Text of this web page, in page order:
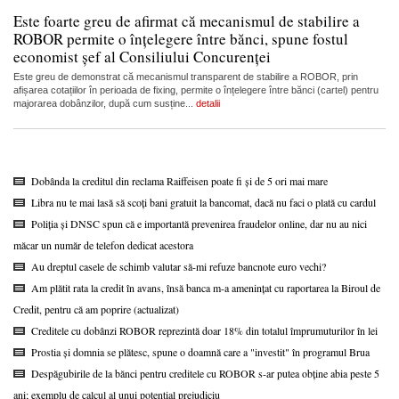
Este foarte greu de afirmat că mecanismul de stabilire a
ROBOR permite o înțelegere între bănci, spune fostul
economist șef al Consiliului Concurenței
Este greu de demonstrat că mecanismul transparent de stabilire a ROBOR, prin
afișarea cotațiilor în perioada de fixing, permite o înțelegere între bănci (cartel) pentru
majorarea dobânzilor, după cum susține... detalii
Dobânda la creditul din reclama Raiffeisen poate fi și de 5 ori mai mare
Libra nu te mai lasă să scoți bani gratuit la bancomat, dacă nu faci o plată cu cardul
Poliția și DNSC spun că e importantă prevenirea fraudelor online, dar nu au nici
măcar un număr de telefon dedicat acestora
Au dreptul casele de schimb valutar să-mi refuze bancnote euro vechi?
Am plătit rata la credit în avans, însă banca m-a amenințat cu raportarea la Biroul de
Credit, pentru că am poprire (actualizat)
Creditele cu dobânzi ROBOR reprezintă doar 18% din totalul împrumuturilor în lei
Prostia și domnia se plătesc, spune o doamnă care a "investit" în programul Brua
Despăgubirile de la bănci pentru creditele cu ROBOR s-ar putea obține abia peste 5
ani; exemplu de calcul al unui potențial prejudiciu